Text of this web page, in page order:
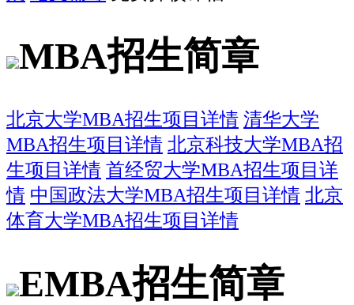
MBA招生简章
北京大学MBA招生项目详情 清华大学
MBA招生项目详情 北京科技大学MBA招
生项目详情 首经贸大学MBA招生项目详
情 中国政法大学MBA招生项目详情 北京
体育大学MBA招生项目详情
EMBA招生简章